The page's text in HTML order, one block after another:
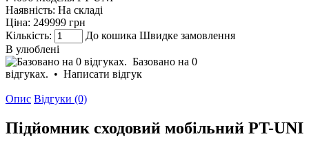
Наявність: На складі
Ціна: 249999 грн
Кількість:
До кошика Швидке замовлення
В улюблені
Базовано на 0
відгуках. • Написати відгук
Опис Відгуки (0)
Підйомник сходовий мобільний PT-UNI